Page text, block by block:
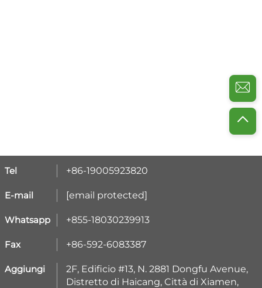
Tel +86-19005923820
E-mail [email protected]
Whatsapp +855-18030239913
Fax +86-592-6083387
Aggiungi
2F, Edificio #13, N. 2881 Dongfu Avenue,
Distretto di Haicang, Città di Xiamen,